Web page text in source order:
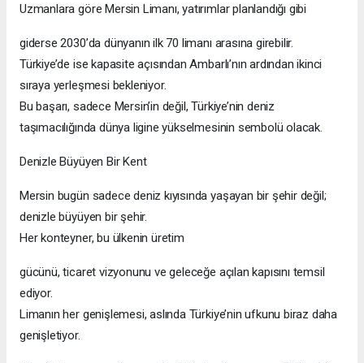
Uzmanlara göre Mersin Limanı, yatırımlar planlandığı gibi
giderse 2030’da dünyanın ilk 70 limanı arasına girebilir.
Türkiye’de ise kapasite açısından Ambarlı’nın ardından ikinci
sıraya yerleşmesi bekleniyor.
Bu başarı, sadece Mersin’in değil, Türkiye’nin deniz
taşımacılığında dünya ligine yükselmesinin sembolü olacak.
Denizle Büyüyen Bir Kent
Mersin bugün sadece deniz kıyısında yaşayan bir şehir değil;
denizle büyüyen bir şehir.
Her konteyner, bu ülkenin üretim
gücünü, ticaret vizyonunu ve geleceğe açılan kapısını temsil
ediyor.
Limanın her genişlemesi, aslında Türkiye’nin ufkunu biraz daha
genişletiyor.